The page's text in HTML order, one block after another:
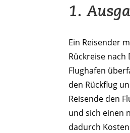
1.
Ein Reisender
Rückreise
Flughafen
den Rückflug
Reisende den
und sich einen
dadurch